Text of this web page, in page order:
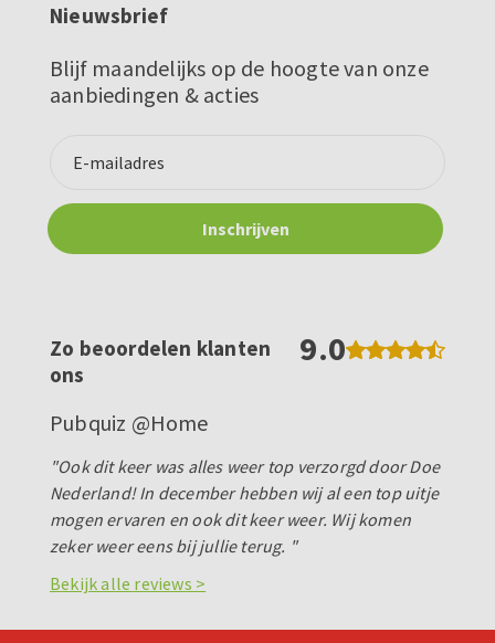
Nieuwsbrief
Blijf maandelijks op de hoogte van onze
aanbiedingen & acties
Zo beoordelen klanten
ons
9.0
Pubquiz @Home
"Ook dit keer was alles weer top verzorgd door Doe
Nederland! In december hebben wij al een top uitje
mogen ervaren en ook dit keer weer. Wij komen
zeker weer eens bij jullie terug. "
Bekijk alle reviews >